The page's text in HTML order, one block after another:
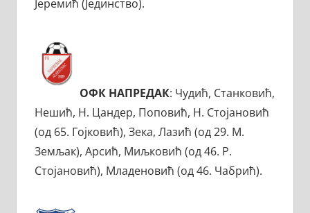
Јеремић (Јединство).
ОФК НАПРЕДАК: Чудић, Станковић,
Нешић, Н. Цандер, Поповић, Н. Стојановић
(од 65. Гојковић), Зека, Лазић (од 29. М.
Земљак), Арсић, Миљковић (од 46. Р.
Стојановић), Младеновић (од 46. Чабрић).